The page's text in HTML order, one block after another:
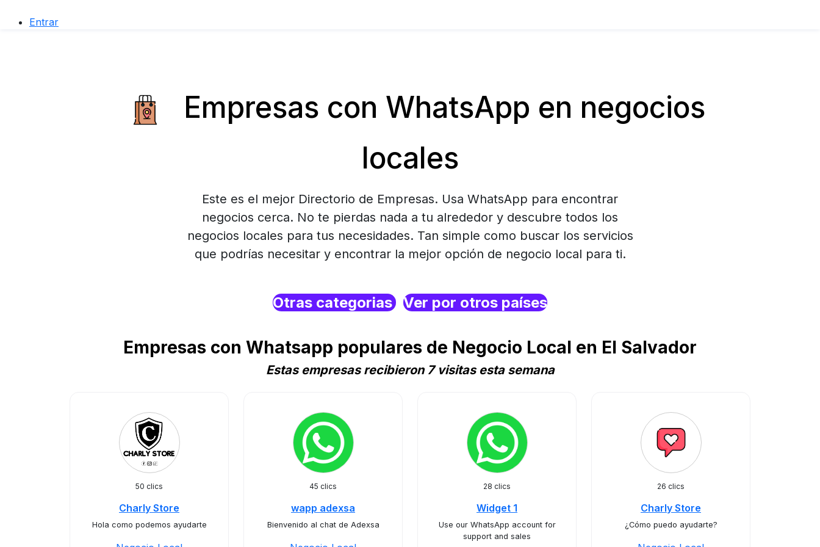
Entrar
Empresas con WhatsApp en negocios
locales
Este es el mejor Directorio de Empresas. Usa WhatsApp para encontrar
negocios cerca. No te pierdas nada a tu alrededor y descubre todos los
negocios locales para tus necesidades. Tan simple como buscar los servicios
que podrías necesitar y encontrar la mejor opción de negocio local para ti.
Otras categorias Ver por otros países
Empresas con Whatsapp populares de Negocio Local en El Salvador
Estas empresas recibieron 7 visitas esta semana
50 clics
Charly Store
Hola como podemos ayudarte
45 clics
wapp adexsa
Bienvenido al chat de Adexsa
28 clics
Widget 1
Use our WhatsApp account for
support and sales
26 clics
Charly Store
¿Cómo puedo ayudarte?